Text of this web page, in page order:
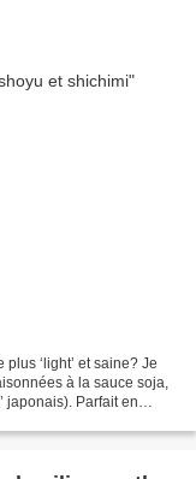
‘light’ et saine? Je
à la sauce soja,
japonais). Parfait en